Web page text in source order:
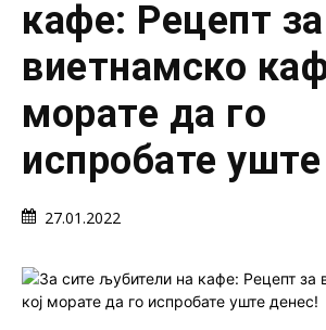
кафе: Рецепт за
виетнамско
морате да го
испробате
27.01.2022